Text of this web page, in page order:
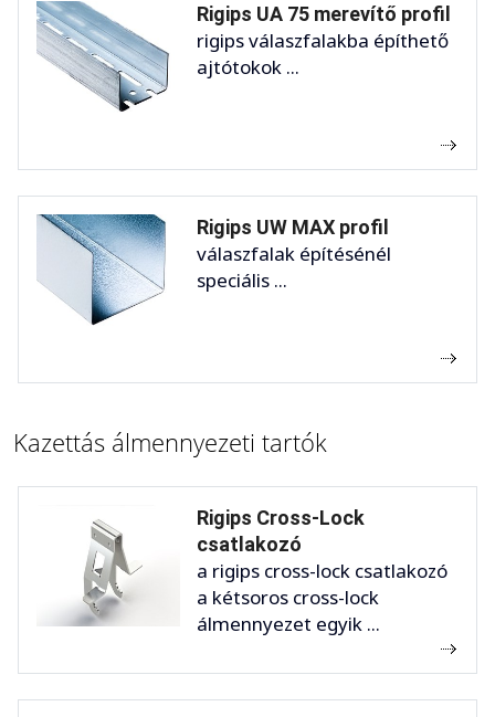
Rigips UA 75 merevítő profil
rigips válaszfalakba építhető
ajtótokok ...
Rigips UW MAX profil
válaszfalak építésénél
speciális ...
Kazettás álmennyezeti tartók
Rigips Cross-Lock
csatlakozó
a rigips cross-lock csatlakozó
a kétsoros cross-lock
álmennyezet egyik ...